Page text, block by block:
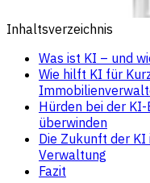
Inhaltsverzeichnis
Was ist KI – und
Wie hilft KI für
Hürden bei der
überwinden
Die Zukunft der KI
Verwaltung
Fazit